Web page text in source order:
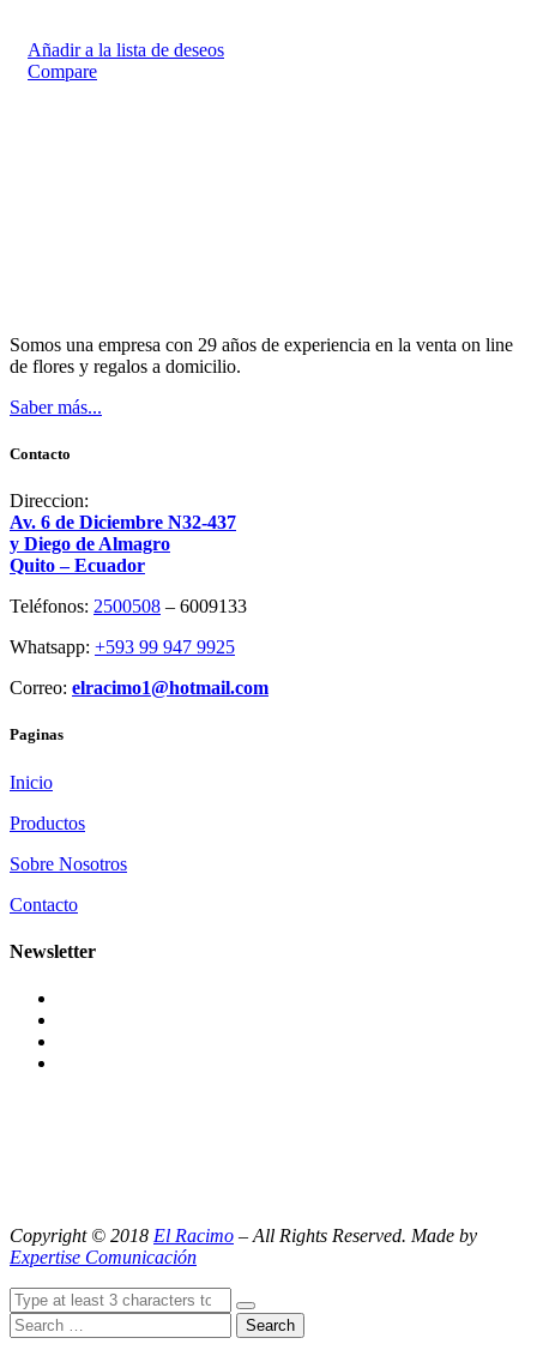
Añadir a la lista de deseos
Compare
Somos una empresa con 29 años de experiencia en la venta on line
de flores y regalos a domicilio.
Saber más...
Contacto
Direccion:
Av. 6 de Diciembre N32-437
y Diego de Almagro
Quito – Ecuador
Teléfonos: 2500508 – 6009133
Whatsapp: +593 99 947 9925
Correo: elracimo1@hotmail.com
Paginas
Inicio
Productos
Sobre Nosotros
Contacto
Newsletter
Copyright © 2018 El Racimo – All Rights Reserved. Made by
Expertise Comunicación
Search